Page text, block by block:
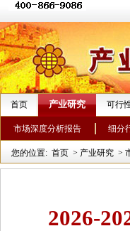
首页 产业研究 可行
市场深度分析报告 细分
您的位置: 首页 > 产业研究 >
2026-